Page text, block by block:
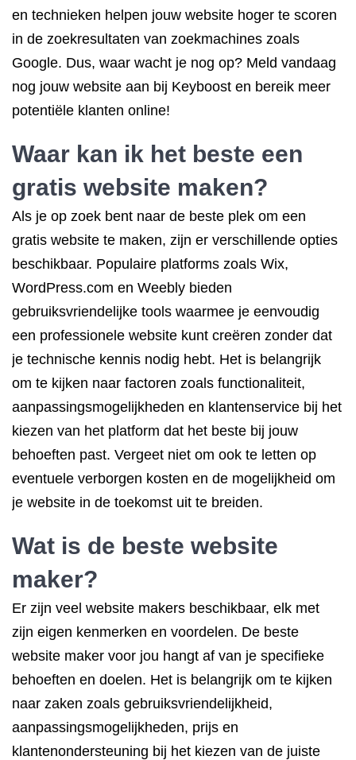
en technieken helpen jouw website hoger te scoren
in de zoekresultaten van zoekmachines zoals
Google. Dus, waar wacht je nog op? Meld vandaag
nog jouw website aan bij Keyboost en bereik meer
potentiële klanten online!
Waar kan ik het beste een
gratis website maken?
Als je op zoek bent naar de beste plek om een
gratis website te maken, zijn er verschillende opties
beschikbaar. Populaire platforms zoals Wix,
WordPress.com en Weebly bieden
gebruiksvriendelijke tools waarmee je eenvoudig
een professionele website kunt creëren zonder dat
je technische kennis nodig hebt. Het is belangrijk
om te kijken naar factoren zoals functionaliteit,
aanpassingsmogelijkheden en klantenservice bij het
kiezen van het platform dat het beste bij jouw
behoeften past. Vergeet niet om ook te letten op
eventuele verborgen kosten en de mogelijkheid om
je website in de toekomst uit te breiden.
Wat is de beste website
maker?
Er zijn veel website makers beschikbaar, elk met
zijn eigen kenmerken en voordelen. De beste
website maker voor jou hangt af van je specifieke
behoeften en doelen. Het is belangrijk om te kijken
naar zaken zoals gebruiksvriendelijkheid,
aanpassingsmogelijkheden, prijs en
klantenondersteuning bij het kiezen van de juiste